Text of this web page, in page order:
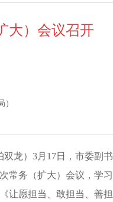
大）会议召开
龙）3月17日，市委副书
常务（扩大）会议，学习
让愿担当、敢担当、善担